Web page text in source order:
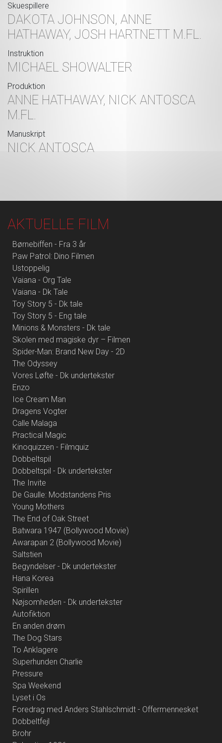
Skuespillere
DAKOTA JOHNSON, ANNE
HATHAWAY, JOSH HARTNETT M.FL.
Instruktion
MICHAEL SHOWALTER
Produktion
ANNE HATHAWAY, NICK ANTOSCA
M.FL.
Manuskript
NICK ANTOSCA
AKTUELLE FILM
Børnebiffen - Fra 3 år
Paw Patrol: Dino Filmen
Ustoppelig
Vaiana - Org Tale
Vaiana - Dk Tale
Toy Story 5 - Dk tale
Toy Story 5 - Eng tale
Minions & Monsters - Dk tale
Skolen med magiske dyr – Filmen
Spider-Man: Brand New Day - 2D
The Odyssey
Vores Løfte - Dk undertekster
Enzo
Ice Cream Man
Dragens Vogter
Calle Malaga
Practical Magic
Kinoquizzen - Filmquiz
Dobbeltspil
Dobbeltspil - Dk undertekster
The Invite
De Gaulle: Modstandens Pris
Young Mothers
The End of Oak Street
Batwara 1947 (Bollywood Movie)
Awarapan 2 (Bollywood Movie)
Saltstien
Begyndelser - Dk undertekster
Hana Korea
Spirillen
Nøjsomheden - Dk undertekster
Autofiktion
En anden drøm
The Dog Stars
To Anklagere
Superhunden Charlie
Pressure
Spa Weekend
Lyset i Os
Foredrag med Anders Stahlschmidt - Offermennesket
Dobbeltfejl
Brohr